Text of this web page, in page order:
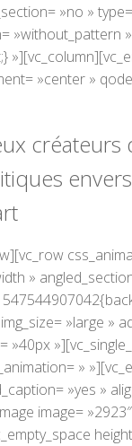
»no »
»without_pattern »
»center »
créateurs
»
»large »
»
»yes »
image=